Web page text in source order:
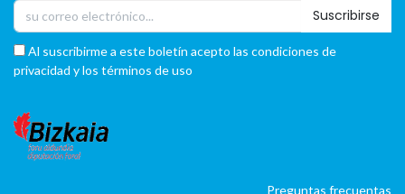
Suscribirse
Al suscribirme a este boletín acepto las condiciones de
privacidad y los términos de uso
Preguntas frecuentas